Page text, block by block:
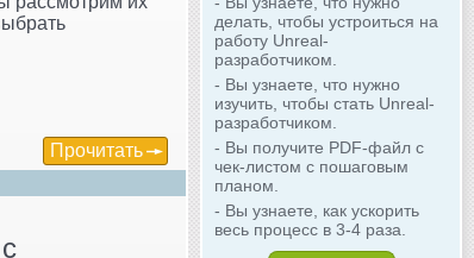
делать, чтобы устроиться на
работу Unreal-
разработчиком.
- Вы узнаете, что нужно
изучить, чтобы стать Unreal-
разработчиком.
- Вы получите PDF-файл с
чек-листом с пошаговым
планом.
- Вы узнаете, как ускорить
весь процесс в 3-4 раза.
Прочитать